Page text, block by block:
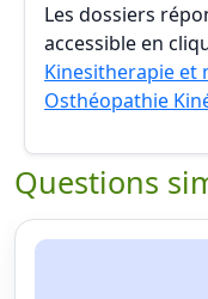
Les dossiers
accessible en
Kinesitherapie et
Osthéopathie
Questions